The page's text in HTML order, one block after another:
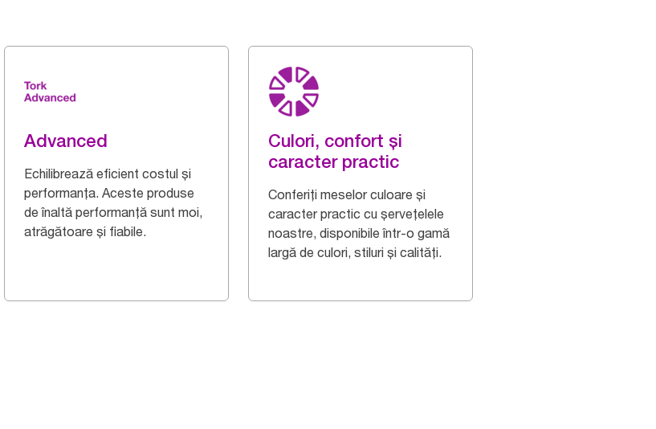
Advanced
Echilibrează eficient costul și
performanța. Aceste produse
de înaltă performanță sunt moi,
atrăgătoare și fiabile.
Culori, confort și
caracter practic
Conferiți meselor culoare și
caracter practic cu șervețelele
noastre, disponibile într-o gamă
largă de culori, stiluri și calități.